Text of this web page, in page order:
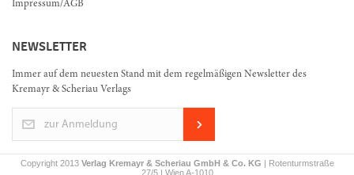
Impressum/AGB
NEWSLETTER
Immer auf dem neuesten Stand mit dem regelmäßigen Newsletter des
Kremayr & Scheriau Verlags
zur Anmeldung
Copyright 2013 Verlag Kremayr & Scheriau GmbH & Co. KG | Rotenturmstraße
27/5 | Wien A-1010